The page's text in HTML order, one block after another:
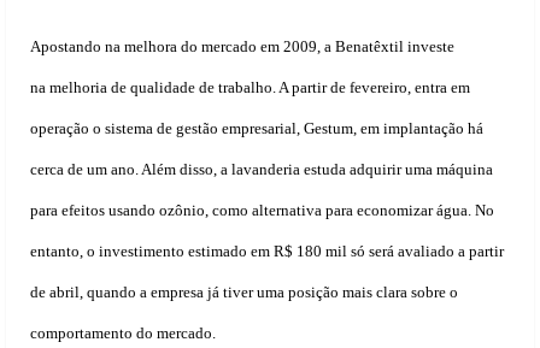
Apostando na melhora do mercado em 2009, a Benatêxtil investe
na melhoria de qualidade de trabalho. A partir de fevereiro, entra em
operação o sistema de gestão empresarial, Gestum, em implantação há
cerca de um ano. Além disso, a lavanderia estuda adquirir uma máquina
para efeitos usando ozônio, como alternativa para economizar água. No
entanto, o investimento estimado em R$ 180 mil só será avaliado a partir
de abril, quando a empresa já tiver uma posição mais clara sobre o
comportamento do mercado.